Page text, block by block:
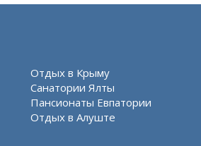
Отдых в Крыму
Санатории Ялты
Пансионаты Евпатории
Отдых в Алуште